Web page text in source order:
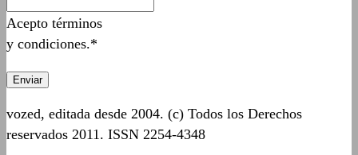
Acepto términos
y condiciones.*
vozed, editada desde 2004. (c) Todos los Derechos
reservados 2011. ISSN 2254-4348